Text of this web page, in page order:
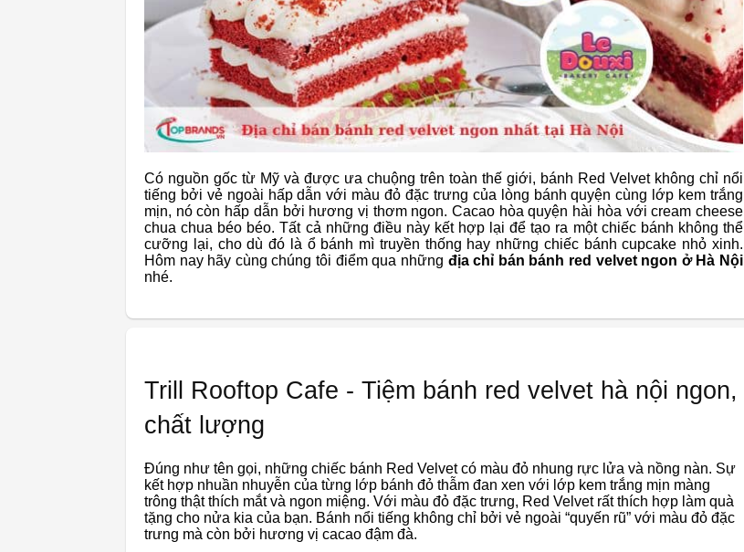
Có nguồn gốc từ Mỹ và được ưa chuộng trên toàn thế giới, bánh Red Velvet không chỉ nổi
tiếng bởi vẻ ngoài hấp dẫn với màu đỏ đặc trưng của lòng bánh quyện cùng lớp kem trắng
mịn, nó còn hấp dẫn bởi hương vị thơm ngon. Cacao hòa quyện hài hòa với cream cheese
chua chua béo béo. Tất cả những điều này kết hợp lại để tạo ra một chiếc bánh không thể
cưỡng lại, cho dù đó là ổ bánh mì truyền thống hay những chiếc bánh cupcake nhỏ xinh.
Hôm nay hãy cùng chúng tôi điểm qua những địa chỉ bán bánh red velvet ngon ở Hà Nội
nhé.
Trill Rooftop Cafe - Tiệm bánh red velvet hà nội ngon,
chất lượng
Đúng như tên gọi, những chiếc bánh Red Velvet có màu đỏ nhung rực lửa và nồng nàn. Sự
kết hợp nhuần nhuyễn của từng lớp bánh đỏ thẫm đan xen với lớp kem trắng mịn màng
trông thật thích mắt và ngon miệng. Với màu đỏ đặc trưng, ​​Red Velvet rất thích hợp làm quà
tặng cho nửa kia của bạn. Bánh nổi tiếng không chỉ bởi vẻ ngoài “quyến rũ” với màu đỏ đặc
trưng mà còn bởi hương vị cacao đậm đà.